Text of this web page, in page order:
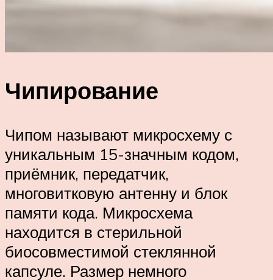
Чипирование
Чипом называют микросхему с
уникальным 15-значным кодом,
приёмник, передатчик,
многовитковую антенну и блок
памяти кода. Микросхема
находится в стерильной
биосовместимой стеклянной
капсуле. Размер немного